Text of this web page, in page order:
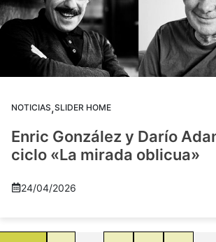
NOTICIAS,SLIDER HOME
Enric González y Darío
ciclo «La mirada oblicua»
24/04/2026